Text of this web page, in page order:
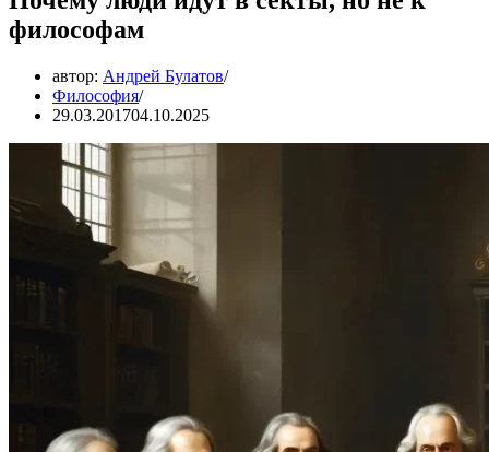
философам
автор: Андрей Булатов
Философия
29.03.201704.10.2025